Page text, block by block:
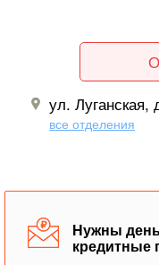
ул. Луганская,
все отделения
Нужны
кредитные